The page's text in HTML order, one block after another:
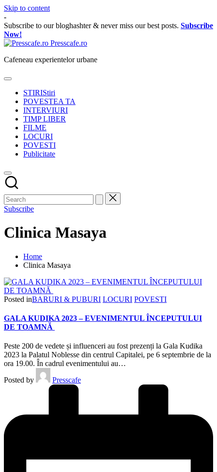
Skip to content
-
Subscribe to our bloghashter & never miss our best posts. Subscribe
Now!
Presscafe.ro
Cafeneau experientelor urbane
STIRIStiri
POVESTEA TA
INTERVIURI
TIMP LIBER
FILME
LOCURI
POVESTI
Publicitate
Subscribe
Clinica Masaya
Home
Clinica Masaya
Posted inBARURI & PUBURI LOCURI POVESTI
GALA KUDIKA 2023 – EVENIMENTUL ÎNCEPUTULUI
DE TOAMNĂ
Peste 200 de vedete și influenceri au fost prezenți la Gala Kudika
2023 la Palatul Noblesse din centrul Capitalei, pe 6 septembrie de la
ora 19.00. În cadrul evenimentului au…
Posted by
Presscafe